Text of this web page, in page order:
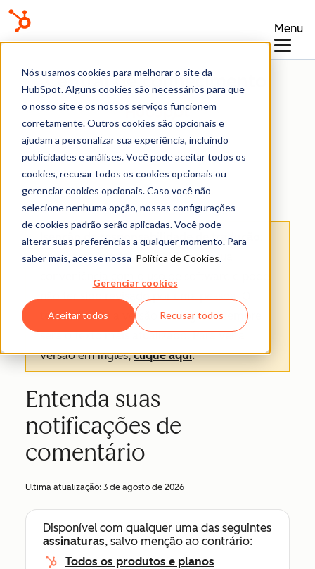
Nós usamos cookies para melhorar o site da
HubSpot. Alguns cookies são necessários para que
o nosso site e os nossos serviços funcionem
corretamente. Outros cookies são opcionais e
ajudam a personalizar sua experiência, incluindo
publicidades e análises. Você pode aceitar todos os
cookies, recusar todos os cookies opcionais ou
gerenciar cookies opcionais. Caso você não
selecione nenhuma opção, nossas configurações
de cookies padrão serão aplicadas. Você pode
alterar suas preferências a qualquer momento. Para
saber mais, acesse nossa Política de Cookies.
Gerenciar cookies
Aceitar todos Recusar todos
Menu
Central de conhecimento
Campanhas
Isenção de responsabilidade de tradução
esse conteúdo foi traduzido para sua
conveniência com o uso de software e pode
não ter sido revisado por uma pessoa.
texto oficial é a versão em inglês e sempre
será o texto mais atualizado. Para ver a
versão em inglês,clique aqui.
Entenda suas
notificações de
comentário
Ultima atualização: 3 de agosto de 2026
Disponível com qualquer uma das seguintes
assinaturas, salvo menção ao contrário:
Todos os produtos e planos